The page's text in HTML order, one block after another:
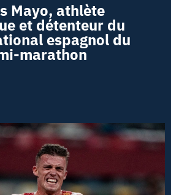
Mayo, athlète
et détenteur du
espagnol du
marathon